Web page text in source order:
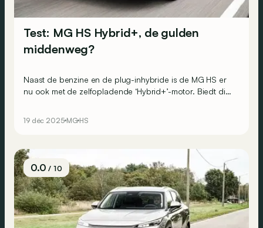
Test: MG HS Hybrid+, de gulden
middenweg?
Naast de benzine en de plug-inhybride is de MG HS er
nu ook met de zelfopladende ‘Hybrid+’-motor. Biedt die
19 déc 2025 MG HS
0.0/ 10